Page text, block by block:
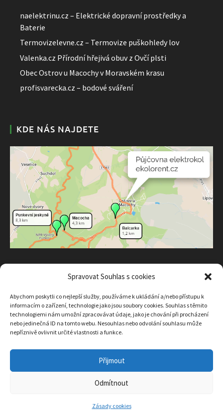
Spravovat Souhlas s cookies
Abychom poskytli co nejlepší služby, používáme k ukládání a/nebo přístupu k
informacím o zařízení, technologie jako jsou soubory cookies. Souhlas s těmito
technologiemi nám umožní zpracovávat údaje, jako je chování při procházení
nebo jedinečná ID na tomto webu. Nesouhlas nebo odvolání souhlasu může
nepříznivě ovlivnit určité vlastnosti a funkce.
Přijmout
Odmítnout
Zásady cookies
naelektrinu.cz – Elektrické dopravní prostředky a
Baterie
Termovizelevne.cz – Termovize puškohledy lov
Valenka.cz Přírodní hřejivá obuv z Ovčí plsti
Obec Ostrov u Macochy v Moravském krasu
profisvarecka.cz – bodové sváření
KDE NÁS NAJDETE
E-mail:info@ekolorent.cz
Telefon:+420 602 943 245
facebook.com/ekolorent.cz
Další informace
WordPress.|Theme: Awaken by